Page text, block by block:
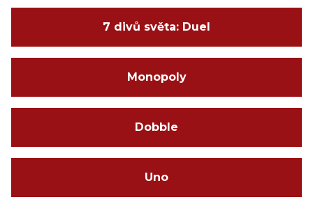
7 divů světa: Duel
Monopoly
Dobble
Uno